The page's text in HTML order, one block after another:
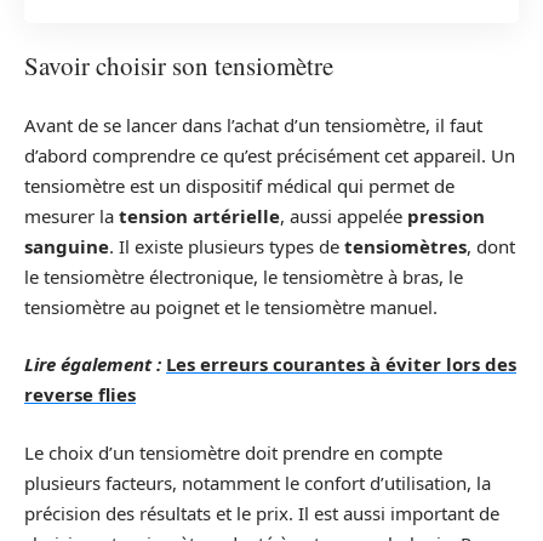
Savoir choisir son tensiomètre
Avant de se lancer dans l’achat d’un tensiomètre, il faut
d’abord comprendre ce qu’est précisément cet appareil. Un
tensiomètre est un dispositif médical qui permet de
mesurer la tension artérielle, aussi appelée pression
sanguine. Il existe plusieurs types de tensiomètres, dont
le tensiomètre électronique, le tensiomètre à bras, le
tensiomètre au poignet et le tensiomètre manuel.
Lire également : Les erreurs courantes à éviter lors des
reverse flies
Le choix d’un tensiomètre doit prendre en compte
plusieurs facteurs, notamment le confort d’utilisation, la
précision des résultats et le prix. Il est aussi important de